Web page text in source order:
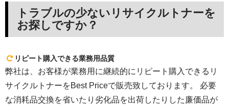
トラブルの少ないリサイクルトナーを
お探しですか？
リピート購入できる業務用品質
弊社は、お客様が業務用に継続的にリピート購入できるリ
サイクルトナーをBest Priceで販売致しております。 必要
な消耗品交換を省いたり劣化品を出荷したりした廉価品が